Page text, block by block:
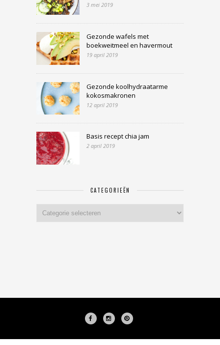
3 mei 2019
Gezonde wafels met
boekweitmeel en havermout
19 april 2019
Gezonde koolhydraatarme
kokosmakronen
12 april 2019
Basis recept chia jam
2 april 2019
CATEGORIEËN